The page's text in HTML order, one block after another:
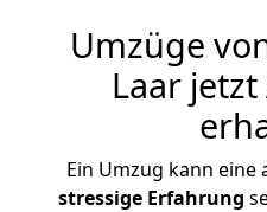
Umzüge
Laar
Ein Umzug kann eine
stressige Erfahrung